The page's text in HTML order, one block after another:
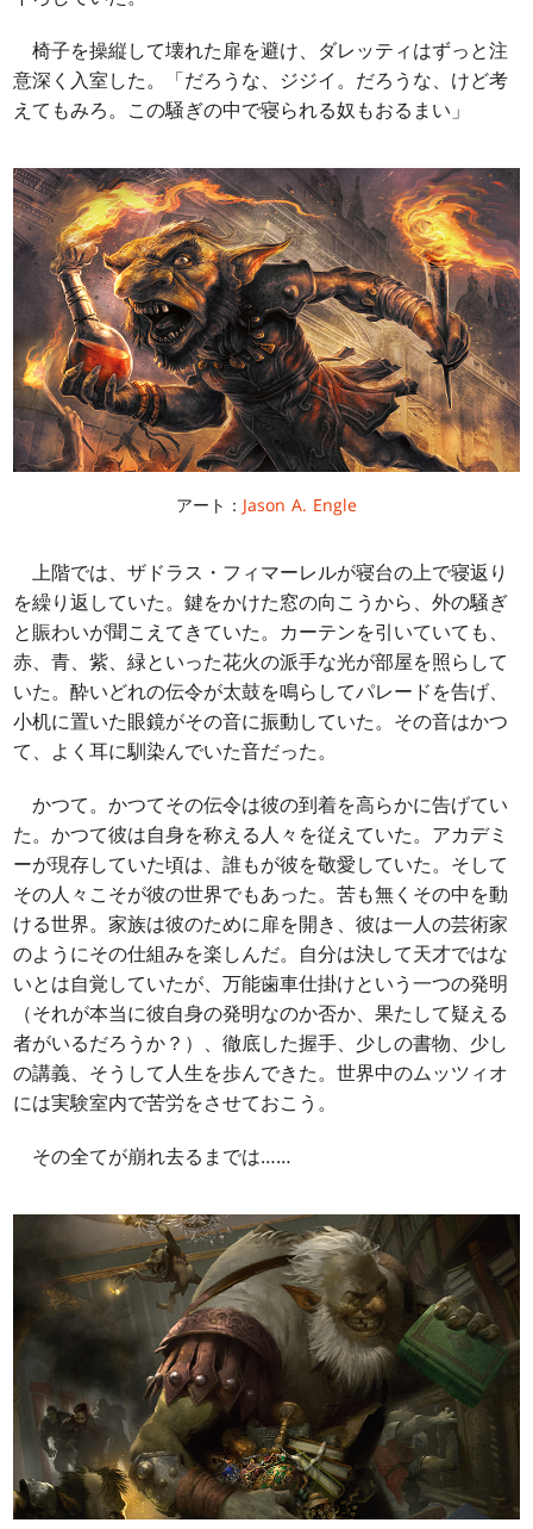
椅子を操縦して壊れた扉を避け、ダレッティはずっと注
意深く入室した。「だろうな、ジジイ。だろうな、けど考
えてもみろ。この騒ぎの中で寝られる奴もおるまい」
アート： Jason A. Engle
上階では、ザドラス・フィマーレルが寝台の上で寝返り
を繰り返していた。鍵をかけた窓の向こうから、外の騒ぎ
と賑わいが聞こえてきていた。カーテンを引いていても、
赤、青、紫、緑といった花火の派手な光が部屋を照らして
いた。酔いどれの伝令が太鼓を鳴らしてパレードを告げ、
小机に置いた眼鏡がその音に振動していた。その音はかつ
て、よく耳に馴染んでいた音だった。
かつて。かつてその伝令は彼の到着を高らかに告げてい
た。かつて彼は自身を称える人々を従えていた。アカデミ
ーが現存していた頃は、誰もが彼を敬愛していた。そして
その人々こそが彼の世界でもあった。苦も無くその中を動
ける世界。家族は彼のために扉を開き、彼は一人の芸術家
のようにその仕組みを楽しんだ。自分は決して天才ではな
いとは自覚していたが、万能歯車仕掛けという一つの発明
（それが本当に彼自身の発明なのか否か、果たして疑える
者がいるだろうか？）、徹底した握手、少しの書物、少し
の講義、そうして人生を歩んできた。世界中のムッツィオ
には実験室内で苦労をさせておこう。
その全てが崩れ去るまでは……